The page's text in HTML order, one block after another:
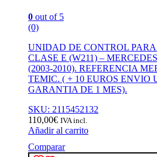
0 out of 5
(0)
UNIDAD DE CONTROL
CLASE E (W211) –
(2003-2010). REFERENCIA
TEMIC. ( + 10 EUROS ENVIO
GARANTIA DE 1 MES).
SKU: 2115452132
110,00€ IVA incl.
Añadir al carrito
Comparar